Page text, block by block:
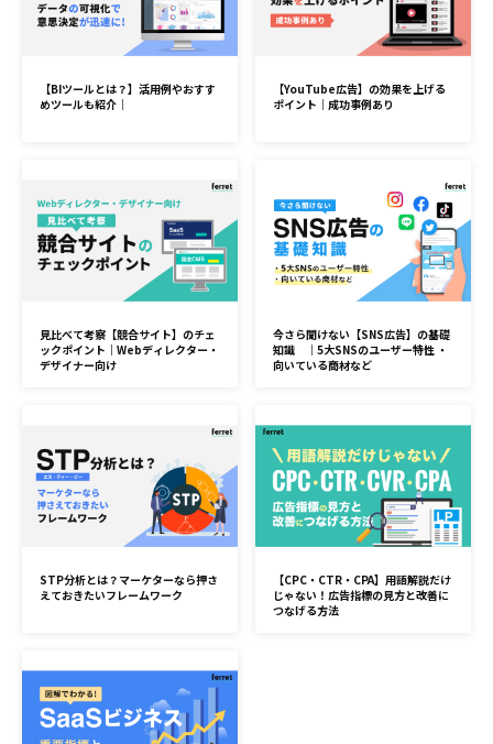
【BIツールとは？】活用例やおすす
めツールも紹介｜
【YouTube広告】の効果を上げる
ポイント｜成功事例あり
見比べて考察【競合サイト】のチェ
ックポイント｜Webディレクター・
デザイナー向け
今さら聞けない【SNS広告】の基礎
知識 ｜5大SNSのユーザー特性 ・
向いている商材など
STP分析とは？マーケターなら押さ
えておきたいフレームワーク
【CPC・CTR・CPA】用語解説だけ
じゃない！広告指標の見方と改善に
つなげる方法